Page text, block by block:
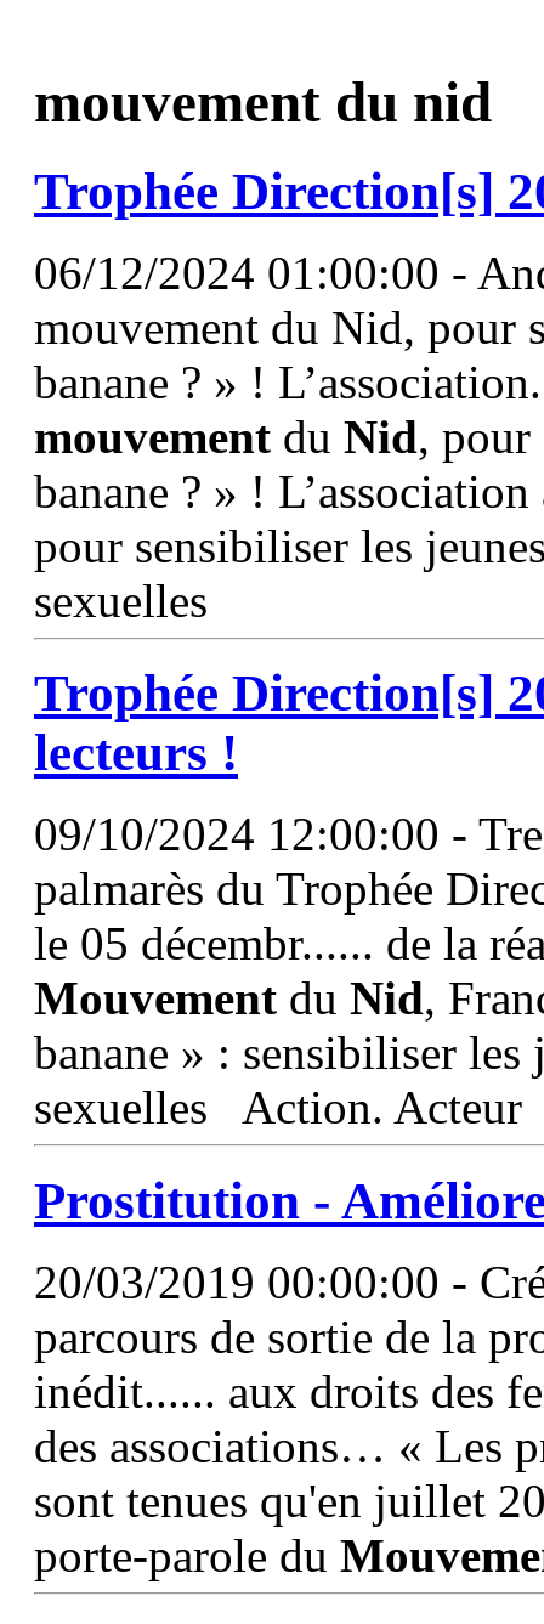
mouvement du nid
Trophée Direction[s]
06/12/2024 01:00:00 -
mouvement du Nid, pour
banane ? » !
mouvement du Nid, pour
banane ? » !
pour sensibiliser les
sexuelles
Trophée Direction[s]
lecteurs !
09/10/2024 12:00:00 -
palmarès du Trophée
le 05 décembr...... de la
Mouvement du Nid,
banane » : sensibiliser les
sexuelles Action. Acteur
Prostitution -
20/03/2019 00:00:00 -
parcours de sortie de la
inédit...... aux droits des
des associations… « Les
sont tenues qu'en juillet
porte-parole du